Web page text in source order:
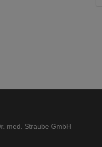
med. Straube GmbH